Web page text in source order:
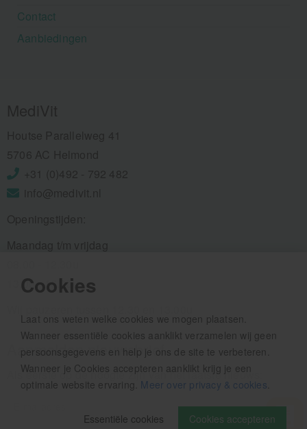
Cookies
Laat ons weten welke cookies we mogen plaatsen.
Wanneer essentiële cookies aanklikt verzamelen wij geen
persoonsgegevens en help je ons de site te verbeteren.
Wanneer je Cookies accepteren aanklikt krijg je een
optimale website ervaring. Meer over privacy & cookies
Cookies accepteren
Essentiële cookies
Contact
Aanbiedingen
13.00 - 16.00u
Aanmelden nieuwsbrief
Als eerste op de hoogte zijn van het laatste nieuws: